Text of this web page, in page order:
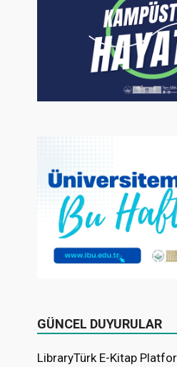
GÜNCEL DUYURULAR
LibraryTürk E-Kitap